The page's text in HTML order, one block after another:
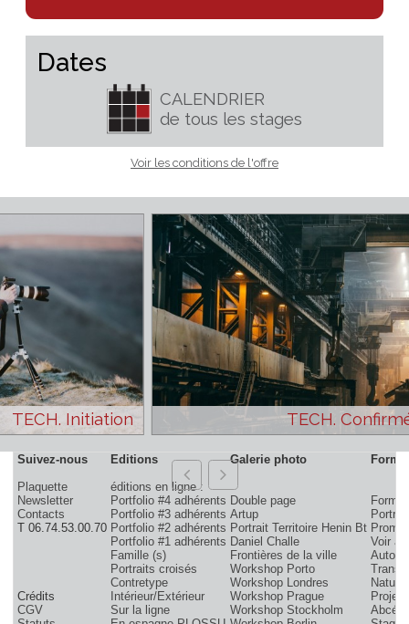
Adhésion annuelle en sus (valable de date à date ) 10€
normal, 5€ réduit ou 75€ entreprise
Dates
CALENDRIER
de tous les stages
Voir les conditions de l'offre
TECH. Initiation TECH.
Editions Galerie photo
Plaquette éditions en ligne :